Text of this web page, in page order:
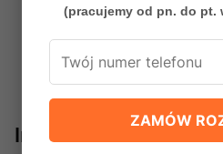
Do koszyka
Innym spododobały
(pracujemy od pn. do pt.
ZAMÓW